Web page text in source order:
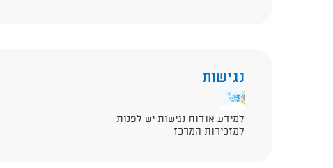
נגישות
למידע אודות נגישות יש לפנות
למזכירות המרכז